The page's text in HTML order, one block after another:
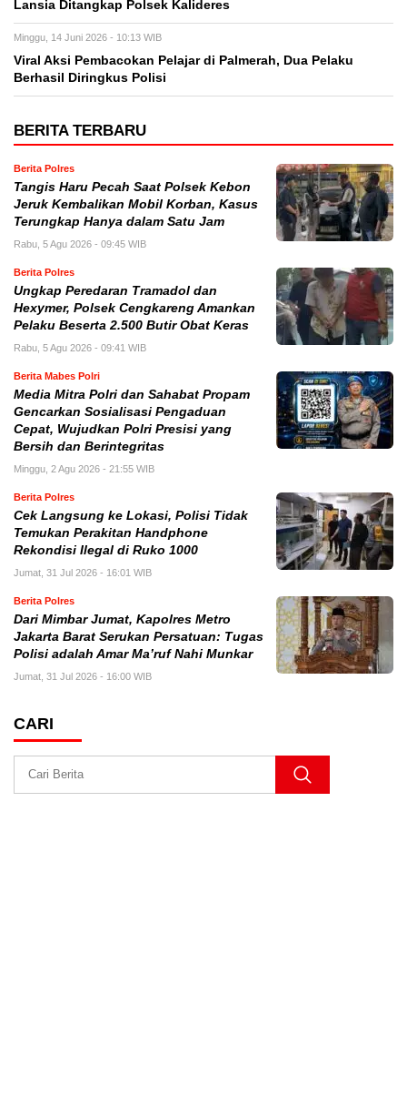
Lansia Ditangkap Polsek Kalideres
Minggu, 14 Juni 2026 - 10:13 WIB
Viral Aksi Pembacokan Pelajar di Palmerah, Dua Pelaku
Berhasil Diringkus Polisi
BERITA TERBARU
Berita Polres
Tangis Haru Pecah Saat Polsek Kebon
Jeruk Kembalikan Mobil Korban, Kasus
Terungkap Hanya dalam Satu Jam
Rabu, 5 Agu 2026 - 09:45 WIB
Berita Polres
Ungkap Peredaran Tramadol dan
Hexymer, Polsek Cengkareng Amankan
Pelaku Beserta 2.500 Butir Obat Keras
Rabu, 5 Agu 2026 - 09:41 WIB
Berita Mabes Polri
Media Mitra Polri dan Sahabat Propam
Gencarkan Sosialisasi Pengaduan
Cepat, Wujudkan Polri Presisi yang
Bersih dan Berintegritas
Minggu, 2 Agu 2026 - 21:55 WIB
Berita Polres
Cek Langsung ke Lokasi, Polisi Tidak
Temukan Perakitan Handphone
Rekondisi Ilegal di Ruko 1000
Jumat, 31 Jul 2026 - 16:01 WIB
Berita Polres
Dari Mimbar Jumat, Kapolres Metro
Jakarta Barat Serukan Persatuan: Tugas
Polisi adalah Amar Ma’ruf Nahi Munkar
Jumat, 31 Jul 2026 - 16:00 WIB
CARI